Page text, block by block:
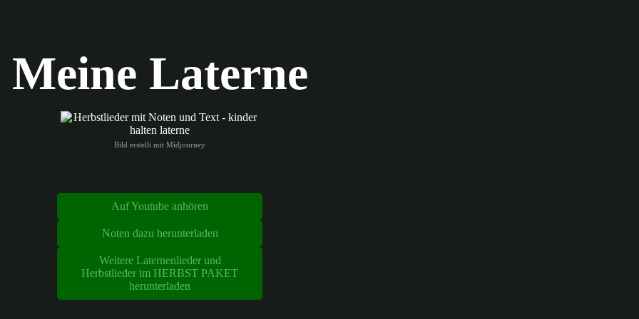
Meine Laterne
Bild erstellt mit Midjourney
Auf Youtube anhören
Noten dazu herunterladen
Weitere Laternenlieder und
Herbstlieder im HERBST PAKET
herunterladen